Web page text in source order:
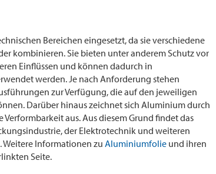
Bereichen eingesetzt, da sie verschiedene
kombinieren. Sie bieten unter anderem Schutz vor
Einflüssen und können dadurch in
werden. Je nach Anforderung stehen
zur Verfügung, die auf den jeweiligen
Darüber hinaus zeichnet sich Aluminium durch
aus. Aus diesem Grund findet das
der Elektrotechnik und weiteren
Informationen zuAluminiumfolie und ihren
Seite.